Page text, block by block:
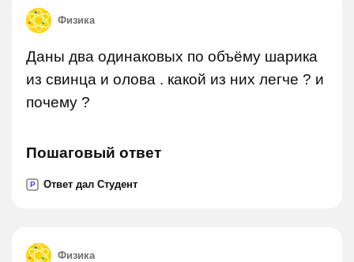
Физика
Даны два одинаковых по объёму шарика
из свинца и олова . какой из них легче ? и
почему ?
Пошаговый ответ
P Ответ дал Студент
Физика